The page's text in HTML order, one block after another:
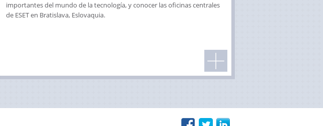
importantes del mundo de la tecnología, y conocer las oficinas centrales
de ESET en Bratislava, Eslovaquia.